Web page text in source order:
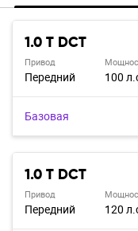
1.0 T DCT
Привод
Передний 100
Базовая
1.0 T DCT
Привод
Передний 120